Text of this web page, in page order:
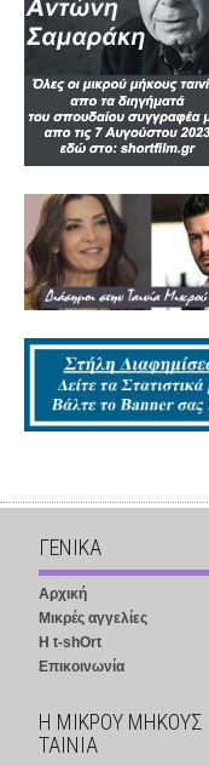
ΓΕΝΙΚΑ
Αρχική
Μικρές αγγελίες
Η t-shOrt
Επικοινωνία
Η ΜΙΚΡΟΥ ΜΗΚΟΥΣ
ΤΑΙΝΙΑ